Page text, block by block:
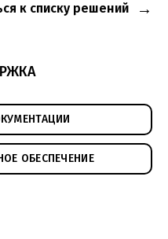
к списку решений
ОБЕСПЕЧЕНИЕ